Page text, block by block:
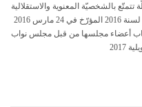
بالشخصيّة المعنوية والاستقلالية
المالية أحدثت بموجب القانون الأساسي عدد22 لسنة 2016 المؤرّخ في 24 مارس 2016
أعضاء مجلسها من قبل مجلس نواب